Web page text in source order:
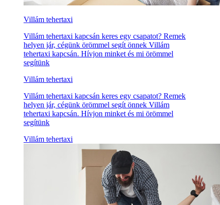
Villám tehertaxi
Villám tehertaxi kapcsán keres egy csapatot? Remek
helyen jár, cégünk örömmel segít önnek Villám
tehertaxi kapcsán. Hívjon minket és mi örömmel
segítünk
Villám tehertaxi
Villám tehertaxi kapcsán keres egy csapatot? Remek
helyen jár, cégünk örömmel segít önnek Villám
tehertaxi kapcsán. Hívjon minket és mi örömmel
segítünk
Villám tehertaxi